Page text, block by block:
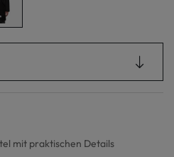
mit praktischen Details